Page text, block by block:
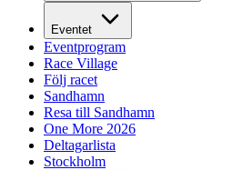
Eventet
Eventprogram
Race Village
Följ racet
Sandhamn
Resa till Sandhamn
One More 2026
Deltagarlista
Stockholm